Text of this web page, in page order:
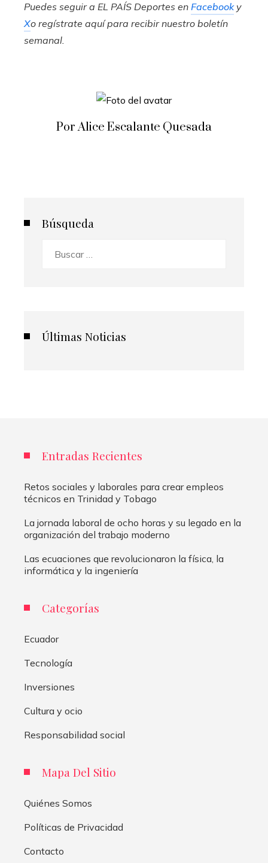
Puedes seguir a EL PAÍS Deportes en Facebooky
Xo regístrate aquí para recibirnuestro boletín
semanal.
Por Alice Escalante Quesada
Búsqueda
Últimas Noticias
Entradas Recientes
Retos sociales y laborales para crear empleos
técnicos en Trinidad y Tobago
La jornada laboral de ocho horas y su legado en la
organización del trabajo moderno
Las ecuaciones que revolucionaron la física, la
informática y la ingeniería
Categorías
Ecuador
Tecnología
Inversiones
Cultura y ocio
Responsabilidad social
Mapa Del Sitio
Quiénes Somos
Políticas de Privacidad
Contacto